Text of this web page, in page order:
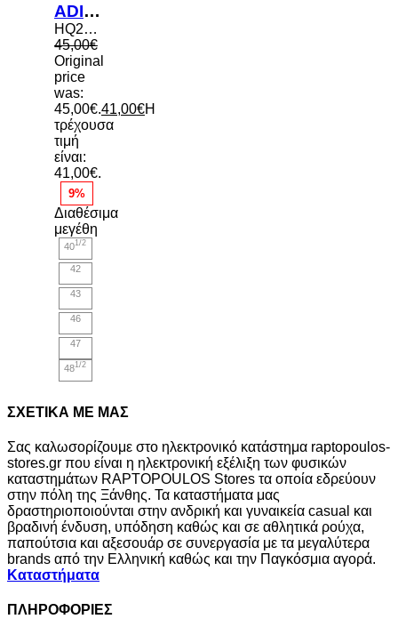
ADIDAS ADILETTE COMFORT 2 MENS SLIDES
HQ2467
45,00€
Original
price
was:
45,00€.41,00€Η
τρέχουσα
τιμή
είναι:
41,00€.
9%
Διαθέσιμα
μεγέθη
401/2
42
43
46
47
481/2
ΣΧΕΤΙΚΑ ΜΕ ΜΑΣ
Σας καλωσορίζουμε στο ηλεκτρονικό κατάστημα raptopoulos-
stores.gr που είναι η ηλεκτρονική εξέλιξη των φυσικών
καταστημάτων RAPTOPOULOS Stores τα οποία εδρεύουν
στην πόλη της Ξάνθης. Τα καταστήματα μας
δραστηριοποιούνται στην ανδρική και γυναικεία casual και
βραδινή ένδυση, υπόδηση καθώς και σε αθλητικά ρούχα,
παπούτσια και αξεσουάρ σε συνεργασία με τα μεγαλύτερα
brands από την Ελληνική καθώς και την Παγκόσμια αγορά.
Καταστήματα
ΠΛΗΡΟΦΟΡΙΕΣ